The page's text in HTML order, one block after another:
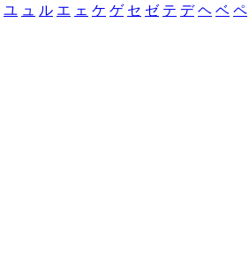
ユ ュ ル エ ェ ケ ゲ セ ゼ テ デ ヘ ベ ペ